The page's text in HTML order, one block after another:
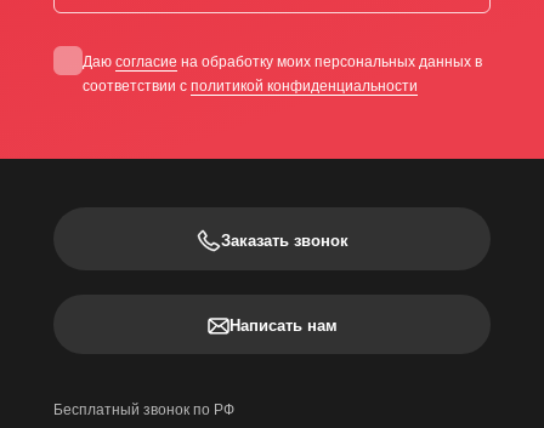
Даю согласие на обработку моих персональных данных в
соответствии с политикой конфиденциальности
Заказать звонок
Написать нам
Бесплатный звонок по РФ